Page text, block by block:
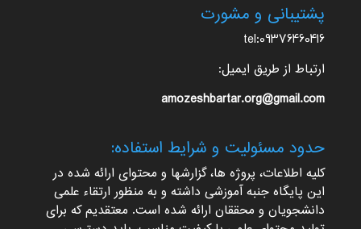
پشتیبانی و مشورت
tel:09376460416
ارتباط از طریق ایمیل:
amozeshbartar.org@gmail.com
حدود مسئولیت و شرایط استفاده:
کلیه اطلاعات، پروژه ها، گزارشها و محتوای ارائه شده در
این پایگاه جنبه آموزشی داشته و به منظور ارتقاء علمی
دانشجویان و محققان ارائه شده است. معتقدیم که برای